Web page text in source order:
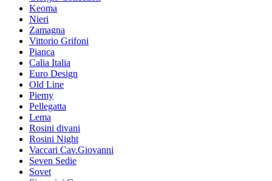
Keoma
Nieri
Zamagna
Vittorio Grifoni
Pianca
Calia Italia
Euro Design
Old Line
Piemy
Pellegatta
Lema
Rosini divani
Rosini Night
Vaccari Cav.Giovanni
Seven Sedie
Sovet